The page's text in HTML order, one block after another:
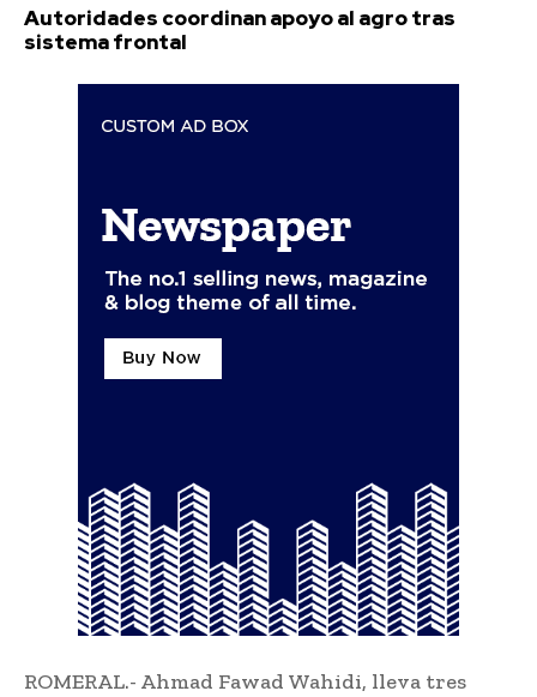
Autoridades coordinan apoyo al agro tras
sistema frontal
ROMERAL.- Ahmad Fawad Wahidi, lleva tres